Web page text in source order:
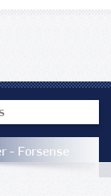
- Forsense